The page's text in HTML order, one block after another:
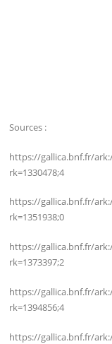
Sources :
https://gallica.bnf.fr/
rk=1330478;4
https://gallica.bnf.fr/
rk=1351938;0
https://gallica.bnf.fr/
rk=1373397;2
https://gallica.bnf.fr/
rk=1394856;4
https://gallica.bnf.fr/